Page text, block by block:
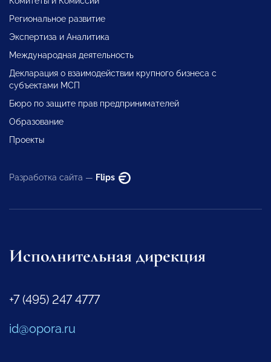
Региональное развитие
Экспертиза и Аналитика
Международная деятельность
Декларация о взаимодействии крупного бизнеса с
субъектами МСП
Бюро по защите прав предпринимателей
Образование
Проекты
Разработка сайта — Flips
Исполнительная дирекция
+7 (495) 247 4777
id@opora.ru